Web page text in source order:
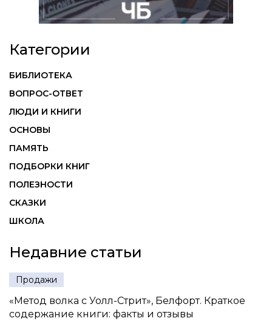
Категории
БИБЛИОТЕКА
ВОПРОС-ОТВЕТ
ЛЮДИ И КНИГИ
ОСНОВЫ
ПАМЯТЬ
ПОДБОРКИ КНИГ
ПОЛЕЗНОСТИ
СКАЗКИ
ШКОЛА
Недавние статьи
Продажи
«Метод волка с Уолл-Стрит», Белфорт. Краткое
содержание книги: факты и отзывы